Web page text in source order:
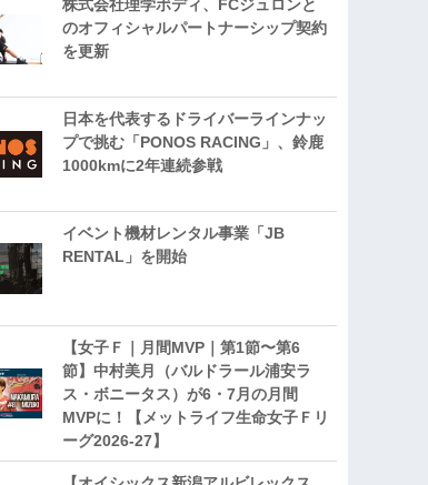
株式会社理学ボディ、FCジュロンと
のオフィシャルパートナーシップ契約
を更新
日本を代表するドライバーラインナッ
プで挑む「PONOS RACING」、鈴鹿
1000kmに2年連続参戦
イベント機材レンタル事業「JB
RENTAL」を開始
【女子Ｆ｜月間MVP｜第1節〜第6
節】中村美月（バルドラール浦安ラ
ス・ボニータス）が6・7月の月間
MVPに！【メットライフ生命女子Ｆリ
ーグ2026-27】